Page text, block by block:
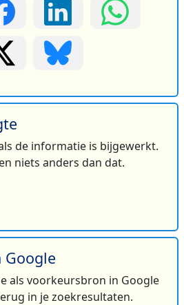
de informatie is bijgewerkt.
niets anders dan dat.
Google
als voorkeursbron in Google
in je zoekresultaten.